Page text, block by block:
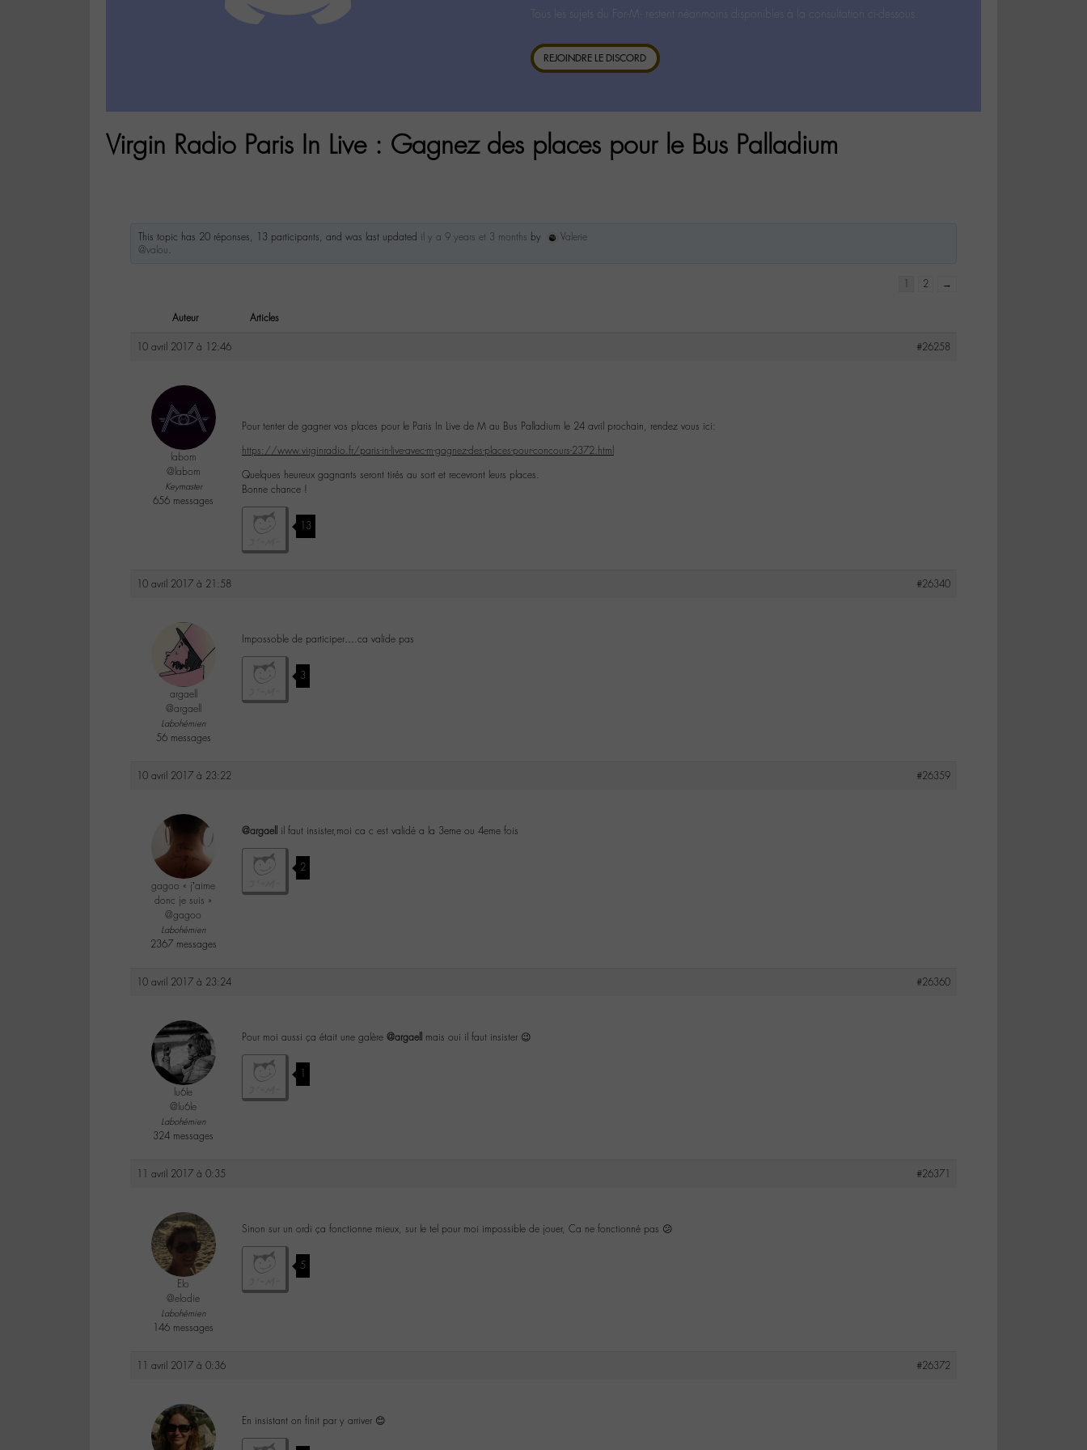
Tous les sujets du For-M- restent néanmoins disponibles à la consultation ci-dessous.
REJOINDRE LE DISCORD
Virgin Radio Paris In Live : Gagnez des places pour le Bus Palladium
This topic has 20 réponses, 13 participants, and was last updated il y a 9 years et 3 months by
Valerie
@valou.
1 2 →
Auteur Articles
10 avril 2017 à 12:46 #26258
labom
@labom
Keymaster
656 messages
Pour tenter de gagner vos places pour le Paris In Live de M au Bus Palladium le 24 avril prochain, rendez vous ici:
https://www.virginradio.fr/paris-in-live-avec-m-gagnez-des-places-pour-concours-2372.html
Quelques heureux gagnants seront tirés au sort et recevront leurs places.
Bonne chance !
13
10 avril 2017 à 21:58 #26340
argaell
@argaell
Labohémien
56 messages
Impossoble de participer….ca valide pas
3
10 avril 2017 à 23:22 #26359
gagoo « j’aime
donc je suis »
@gagoo
Labohémien
2367 messages
@argaell il faut insister,moi ca c est validé a la 3eme ou 4eme fois
2
10 avril 2017 à 23:24 #26360
lu6le
@lu6le
Labohémien
324 messages
Pour moi aussi ça était une galère @argaell mais oui il faut insister 😉
1
11 avril 2017 à 0:35 #26371
Elo
@elodie
Labohémien
146 messages
Sinon sur un ordi ça fonctionne mieux, sur le tel pour moi impossible de jouer, Ca ne fonctionné pas 😕
5
11 avril 2017 à 0:36 #26372
En insistant on finit par y arriver 😊